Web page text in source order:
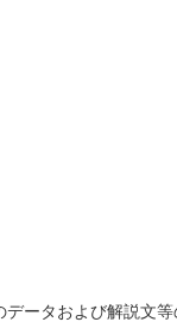
データおよび解説文